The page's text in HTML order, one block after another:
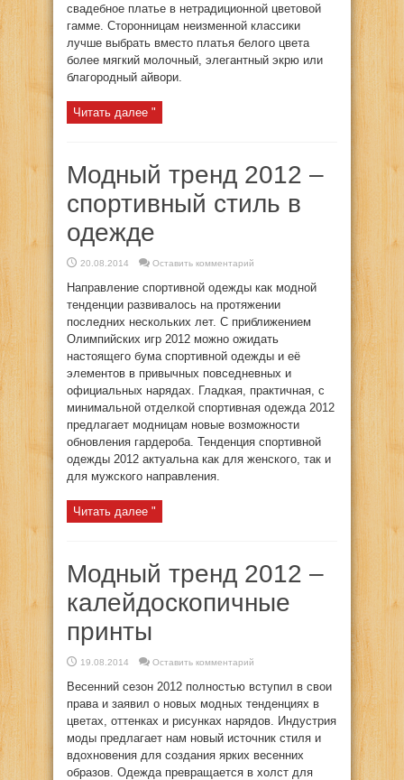
свадебное платье в нетрадиционной цветовой
гамме. Сторонницам неизменной классики
лучше выбрать вместо платья белого цвета
более мягкий молочный, элегантный экрю или
благородный айвори.
Читать далее "
Модный тренд 2012 –
спортивный стиль в
одежде
20.08.2014 Оставить комментарий
Направление спортивной одежды как модной
тенденции развивалось на протяжении
последних нескольких лет. С приближением
Олимпийских игр 2012 можно ожидать
настоящего бума спортивной одежды и её
элементов в привычных повседневных и
официальных нарядах. Гладкая, практичная, с
минимальной отделкой спортивная одежда 2012
предлагает модницам новые возможности
обновления гардероба. Тенденция спортивной
одежды 2012 актуальна как для женского, так и
для мужского направления.
Читать далее "
Модный тренд 2012 –
калейдоскопичные
принты
19.08.2014 Оставить комментарий
Весенний сезон 2012 полностью вступил в свои
права и заявил о новых модных тенденциях в
цветах, оттенках и рисунках нарядов. Индустрия
моды предлагает нам новый источник стиля и
вдохновения для создания ярких весенних
образов. Одежда превращается в холст для